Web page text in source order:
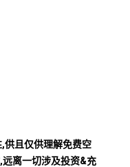
供且仅供理解免费空
离一切涉及投资&充